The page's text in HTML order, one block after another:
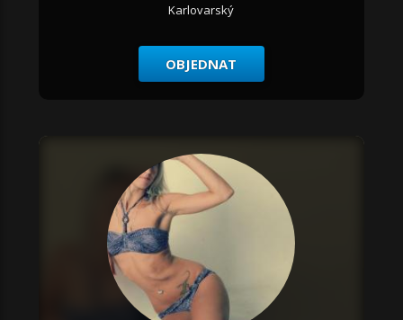
Karlovarský
OBJEDNAT